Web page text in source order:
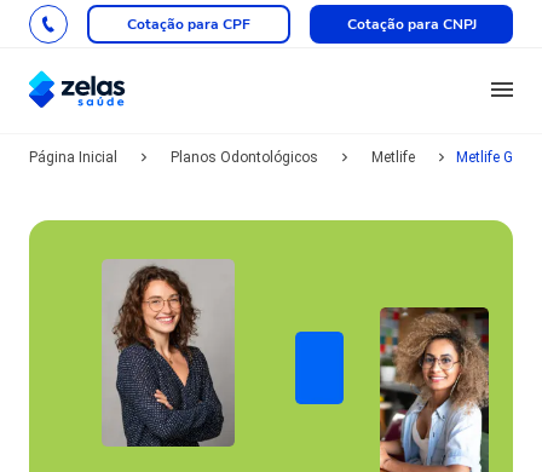
Cotação para CPF Cotação para CNPJ
Página Inicial Planos Odontológicos Metlife Metlife Gold